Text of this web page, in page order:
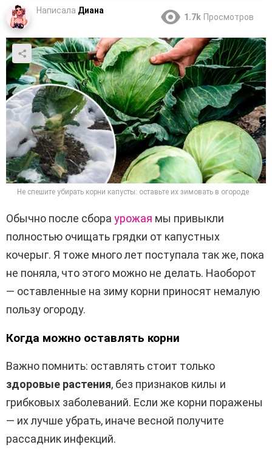
Написала Диана
1.7k Просмотров
Не спешите убирать корни капусты: оставьте их зимовать в огороде
Обычно после сбора урожая мы привыкли
полностью очищать грядки от капустных
кочерыг. Я тоже много лет поступала так же, пока
не поняла, что этого можно не делать. Наоборот
— оставленные на зиму корни приносят немалую
пользу огороду.
Когда можно оставлять корни
Важно помнить: оставлять стоит только
здоровые растения, без признаков килы и
грибковых заболеваний. Если же корни поражены
— их лучше убрать, иначе весной получите
рассадник инфекций.